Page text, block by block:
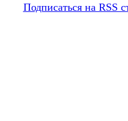
Подписаться на RSS